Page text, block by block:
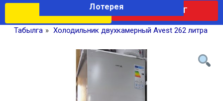
КАТАЛОГ
Лотерея
Табылга » Холодильник двухкамерный Avest 262 литра